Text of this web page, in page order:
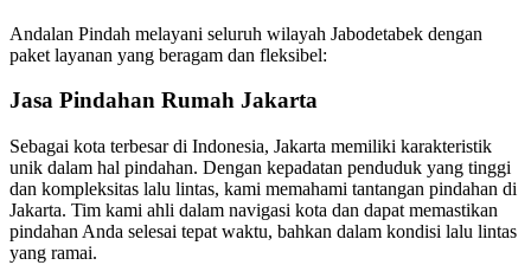
Andalan Pindah melayani seluruh wilayah Jabodetabek dengan
paket layanan yang beragam dan fleksibel:
Jasa Pindahan Rumah Jakarta
Sebagai kota terbesar di Indonesia, Jakarta memiliki karakteristik
unik dalam hal pindahan. Dengan kepadatan penduduk yang tinggi
dan kompleksitas lalu lintas, kami memahami tantangan pindahan di
Jakarta. Tim kami ahli dalam navigasi kota dan dapat memastikan
pindahan Anda selesai tepat waktu, bahkan dalam kondisi lalu lintas
yang ramai.